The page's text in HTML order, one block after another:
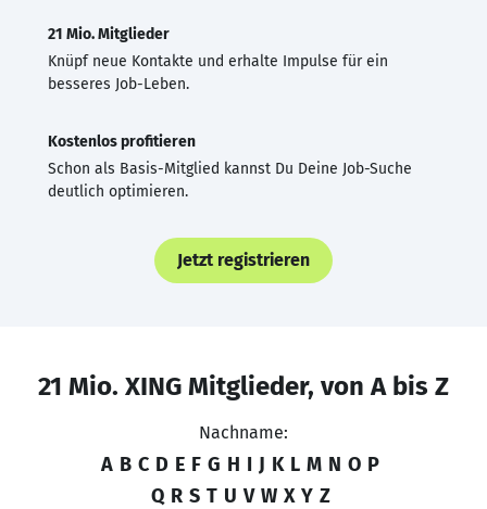
21 Mio. Mitglieder
Knüpf neue Kontakte und erhalte Impulse für ein
besseres Job-Leben.
Kostenlos profitieren
Schon als Basis-Mitglied kannst Du Deine Job-Suche
deutlich optimieren.
Jetzt registrieren
21 Mio. XING Mitglieder, von A bis Z
Nachname:
A B C D E F G H I J K L M N O P
Q R S T U V W X Y Z